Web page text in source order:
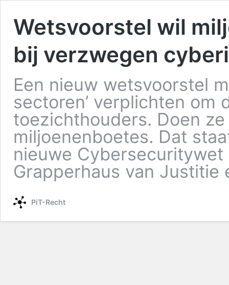
Wetsvoorstel wil
bij verzwegen
Een nieuw wetsvoorstel
sectoren’ verplichten
toezichthouders. Doen
miljoenenboetes. Dat
nieuwe
Grapperhaus van
PiT-Recht